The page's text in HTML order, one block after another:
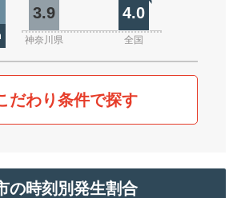
3.9 4.0
神奈川県 全国
だわり条件で探す
の時刻別発生割合